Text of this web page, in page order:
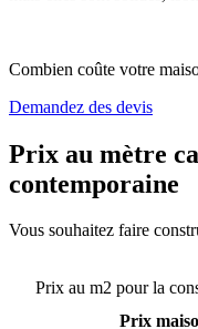
Combien coûte votre
Demandez des devis
Prix au mètre
contemporaine
Vous souhaitez faire
Prix au m2 pour la
Prix